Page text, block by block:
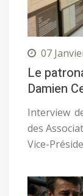
07
Le
Damien
Interview
des
Vice-